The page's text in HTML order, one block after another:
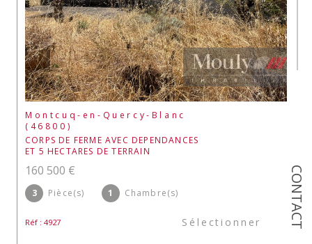
CONTACT
Montcuq-en-Quercy-Blanc
(46800)
CORPS DE FERME AVEC DEPENDANCES
ET 5 HECTARES DE TERRAIN
160 500 €
3 Pièce(s) 1 Chambre(s)
Réf : 4927 Sélectionner